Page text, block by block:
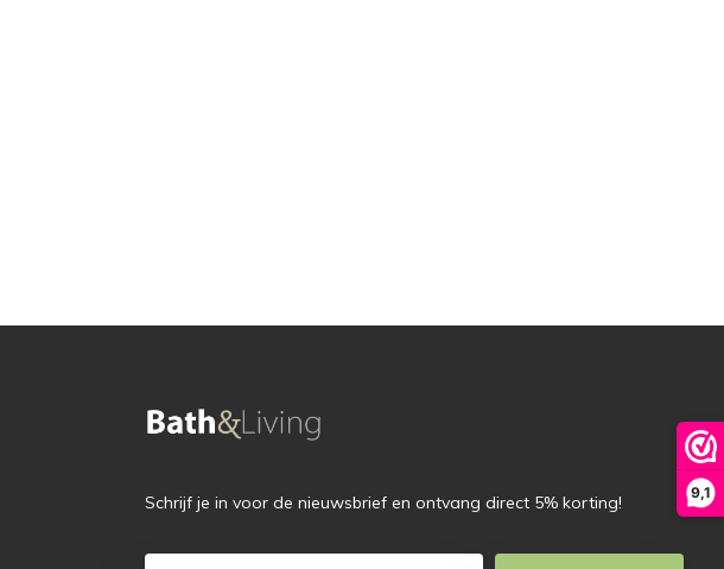
9,1
Schrijf je in voor de nieuwsbrief en ontvang direct 5% korting!